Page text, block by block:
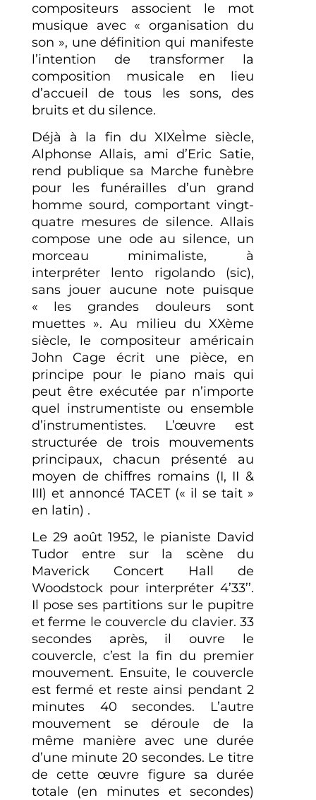
compositeurs associent le mot
musique avec « organisation du
son », une définition qui manifeste
l’intention de transformer la
composition musicale en lieu
d’accueil de tous les sons, des
bruits et du silence.
Déjà à la fin du XIXeÌme siècle,
Alphonse Allais, ami d’Eric Satie,
rend publique sa Marche funèbre
pour les funérailles d’un grand
homme sourd, comportant vingt-
quatre mesures de silence. Allais
compose une ode au silence, un
morceau minimaliste, à
interpréter lento rigolando (sic),
sans jouer aucune note puisque
« les grandes douleurs sont
muettes ». Au milieu du XXème
siècle, le compositeur américain
John Cage écrit une pièce, en
principe pour le piano mais qui
peut être exécutée par n’importe
quel instrumentiste ou ensemble
d’instrumentistes. L’œuvre est
structurée de trois mouvements
principaux, chacun présenté au
moyen de chiffres romains (I, II &
III) et annoncé TACET (« il se tait »
en latin) .
Le 29 août 1952, le pianiste David
Tudor entre sur la scène du
Maverick Concert Hall de
Woodstock pour interpréter 4’33’’.
Il pose ses partitions sur le pupitre
et ferme le couvercle du clavier. 33
secondes après, il ouvre le
couvercle, c’est la fin du premier
mouvement. Ensuite, le couvercle
est fermé et reste ainsi pendant 2
minutes 40 secondes. L’autre
mouvement se déroule de la
même manière avec une durée
d’une minute 20 secondes. Le titre
de cette œuvre figure sa durée
totale (en minutes et secondes)